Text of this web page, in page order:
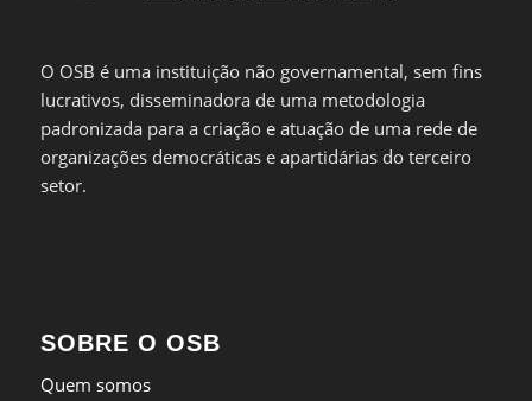
O OSB é uma instituição não governamental, sem fins
lucrativos, disseminadora de uma metodologia
padronizada para a criação e atuação de uma rede de
organizações democráticas e apartidárias do terceiro
setor.
SOBRE O OSB
Quem somos